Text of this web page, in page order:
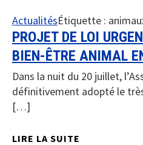
ActualitésÉtiquette :
PROJET DE LOI
BIEN-ÊTRE ANIMAL
Dans la nuit du 20 juillet,
définitivement adopté le
[…]
LIRE LA SUITE